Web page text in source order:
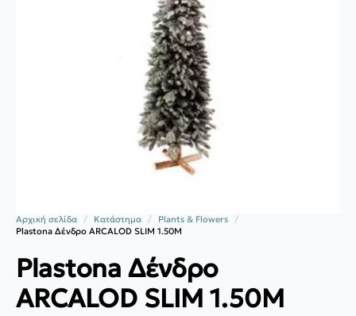
Αρχική σελίδα Κατάστημα
Plants & Flowers
Plastona Δένδρο ARCALOD SLIM 1.50M
Plastona Δένδρο
ARCALOD SLIM 1.50M